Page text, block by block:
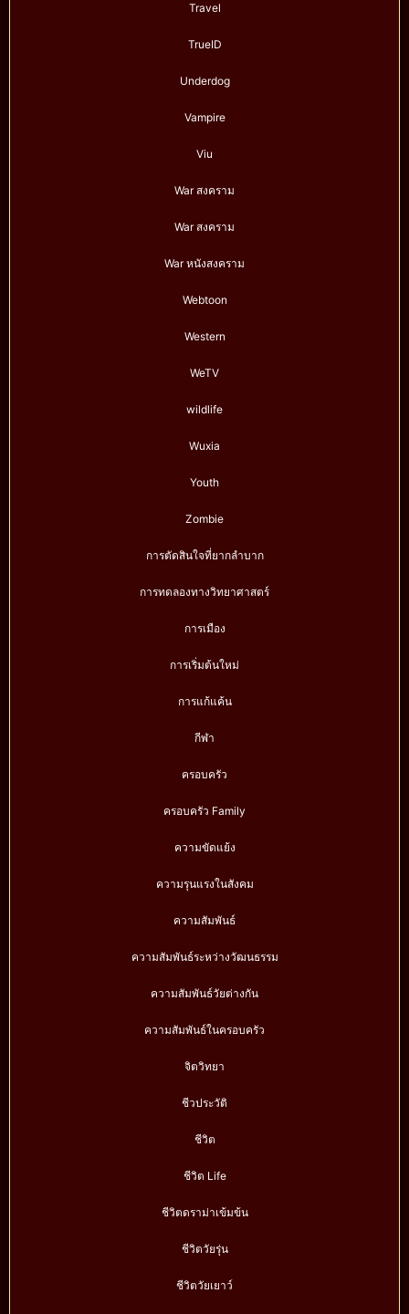
Travel
TrueID
Underdog
Vampire
Viu
War สงคราม
War สงคราม
War หนังสงคราม
Webtoon
Western
WeTV
wildlife
Wuxia
Youth
Zombie
การตัดสินใจที่ยากลำบาก
การทดลองทางวิทยาศาสตร์
การเมือง
การเริ่มต้นใหม่
การแก้แค้น
กีฬา
ครอบครัว
ครอบครัว Family
ความขัดแย้ง
ความรุนแรงในสังคม
ความสัมพันธ์
ความสัมพันธ์ระหว่างวัฒนธรรม
ความสัมพันธ์วัยต่างกัน
ความสัมพันธ์ในครอบครัว
จิตวิทยา
ชีวประวัติ
ชีวิต
ชีวิต Life
ชีวิตดราม่าเข้มข้น
ชีวิตวัยรุ่น
ชีวิตวัยเยาว์